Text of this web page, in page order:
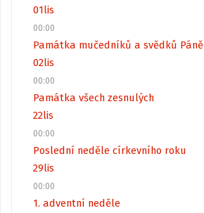
01lis
00:00
Památka mučedníků a svědků Páně
02lis
00:00
Památka všech zesnulých
22lis
00:00
Poslední neděle církevního roku
29lis
00:00
1. adventní neděle